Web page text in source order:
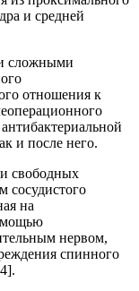
и средней
сложными
отношения к
и после него.
свободных
сосудистого
на
мощью
нервом,
спинного